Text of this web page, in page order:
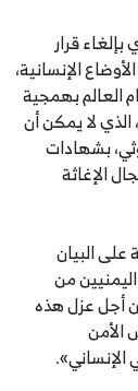
قرار
الإنسانية،
العالم بهمجية
الذي لا يمكن أن
بشهادات
الإغاثة
البيان
من
أجل عزل هذه
الأمن